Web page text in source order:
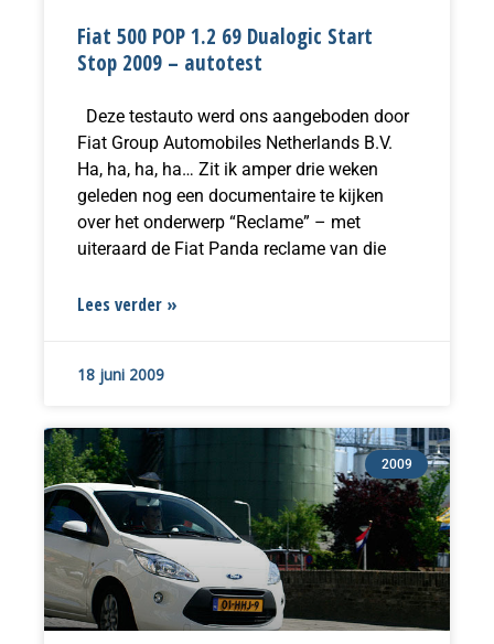
Fiat 500 POP 1.2 69 Dualogic Start
Stop 2009 – autotest
Deze testauto werd ons aangeboden door
Fiat Group Automobiles Netherlands B.V.
Ha, ha, ha, ha… Zit ik amper drie weken
geleden nog een documentaire te kijken
over het onderwerp “Reclame” – met
uiteraard de Fiat Panda reclame van die
Lees verder »
18 juni 2009
2009